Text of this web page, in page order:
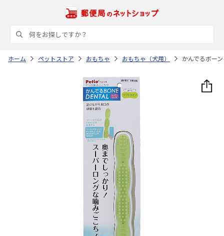
ホーム ペットストア おもちゃ おもちゃ（犬用） かんでるボー